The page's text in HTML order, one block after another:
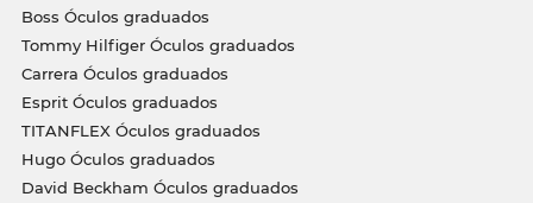
Boss Óculos graduados
Tommy Hilfiger Óculos graduados
Carrera Óculos graduados
Esprit Óculos graduados
TITANFLEX Óculos graduados
Hugo Óculos graduados
David Beckham Óculos graduados